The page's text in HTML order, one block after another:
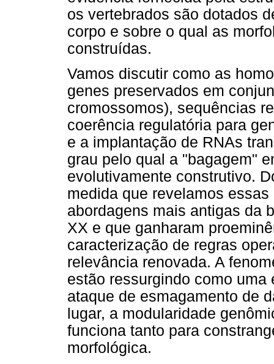
os vertebrados são dotados
corpo e sobre o qual as
construídas.
Vamos discutir como as
genes preservados em
cromossomos), sequências
coerência regulatória para
e a implantação de RNAs
grau pelo qual a "bagagem"
evolutivamente construtivo.
medida que revelamos
abordagens mais antigas da
XX e que ganharam
caracterização de regras
relevância renovada. A
estão ressurgindo como
ataque de esmagamento de
lugar, a modularidade
funciona tanto para
morfológica.